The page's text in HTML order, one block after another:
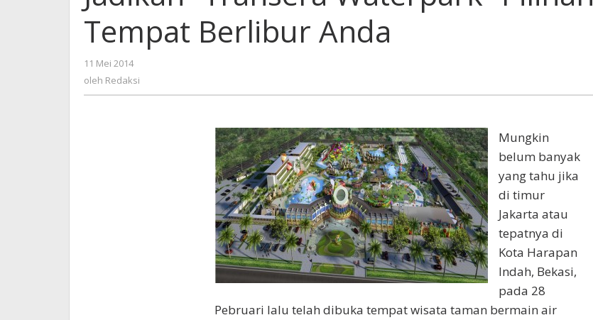
Tempat
Berlibur
Anda
Tempat Berlibur Anda
11 Mei 2014
oleh Redaksi
Mungkin
belum banyak
yang tahu jika
di timur
Jakarta atau
tepatnya di
Kota Harapan
Indah, Bekasi,
pada 28
Pebruari lalu telah dibuka tempat wisata taman bermain air